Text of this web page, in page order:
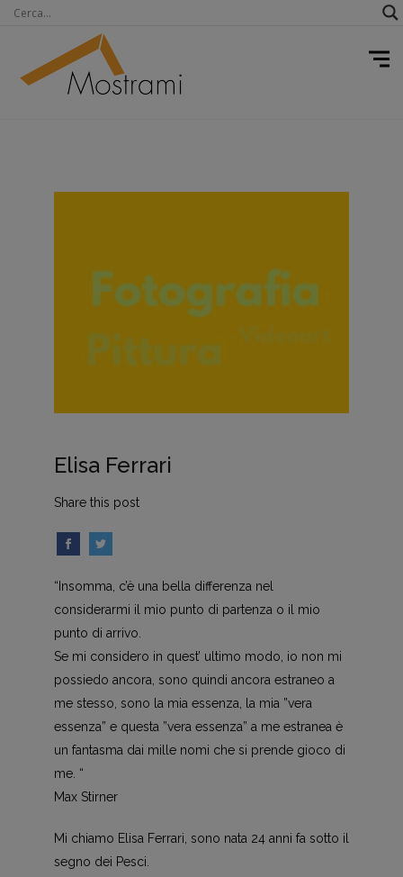
Elisa Ferrari
Share this post
“Insomma, c’è una bella differenza nel
considerarmi il mio punto di partenza o il mio
punto di arrivo.
Se mi considero in quest’ ultimo modo, io non mi
possiedo ancora, sono quindi ancora estraneo a
me stesso, sono la mia essenza, la mia ”vera
essenza” e questa ”vera essenza” a me estranea è
un fantasma dai mille nomi che si prende gioco di
me. “
Max Stirner
Mi chiamo Elisa Ferrari, sono nata 24 anni fa sotto il
segno dei Pesci.